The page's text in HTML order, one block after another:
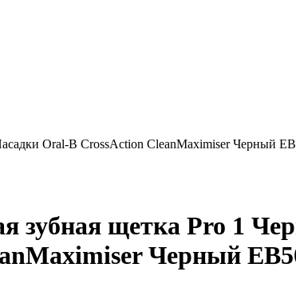
Oral-B CrossAction CleanMaximiser Черный
зубная щетка Pro 1
Черный